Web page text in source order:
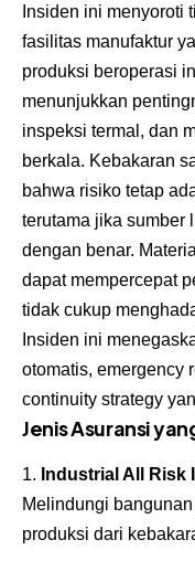
Insiden ini menyoroti
fasilitas manufaktur
produksi beroperasi
menunjukkan
inspeksi termal, dan
berkala. Kebakaran
bahwa risiko tetap
terutama jika sumber
dengan benar.
dapat mempercepat
tidak cukup
Insiden ini
otomatis, emergency
continuity strategy
Jenis Asuransi
Industrial All Risk
Melindungi
produksi dari